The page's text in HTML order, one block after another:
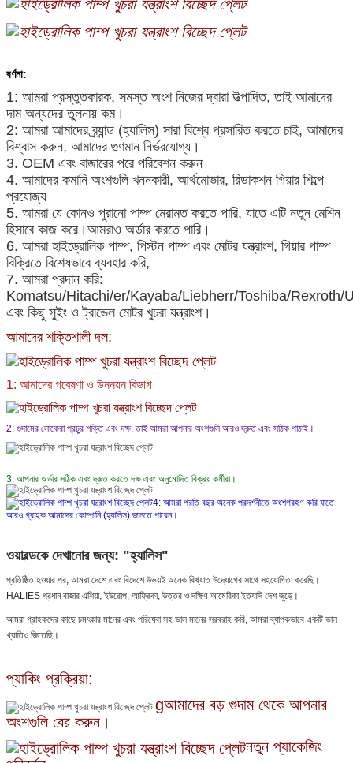
বর্ণনা:
1: আমরা প্রস্তুতকারক, সমস্ত অংশ নিজের দ্বারা উত্পাদিত, তাই আমাদের
দাম অন্যদের তুলনায় কম।
2: আমরা আমাদের ব্র্যান্ড (হ্যালিস) সারা বিশ্বে প্রসারিত করতে চাই, আমাদের
বিশ্বাস করুন, আমাদের গুণমান নির্ভরযোগ্য।
3. OEM এবং বাজারের পরে পরিবেশন করুন
4. আমাদের কমানি অংশগুলি খননকারী, আর্থমোভার, রিডাকশন গিয়ার শিল্পে
প্রযোজ্য
5. আমরা যে কোনও পুরানো পাম্প মেরামত করতে পারি, যাতে এটি নতুন মেশিন
হিসাবে কাজ করে।আমরাও অর্ডার করতে পারি।
6. আমরা হাইড্রোলিক পাম্প, পিস্টন পাম্প এবং মোটর যন্ত্রাংশ, গিয়ার পাম্প
বিক্রিতে বিশেষভাবে ব্যবহার করি,
7. আমরা প্রদান করি:
Komatsu/Hitachi/er/Kayaba/Liebherr/Toshiba/
এবং কিছু সুইং ও ট্রাভেল মোটর খুচরা যন্ত্রাংশ।
আমাদের শক্তিশালী দল:
1: আমাদের গবেষণা ও উন্নয়ন বিভাগ
2: গুদামের লোকেরা প্রচুর শক্তি এবং দক্ষ, তাই আমরা আপনার অংশগুলি আরও দ্রুত এবং সঠিক পাঠাই।
3: আপনার অর্ডার সঠিক এবং দ্রুত করতে দক্ষ এবং অনুমোদিত বিক্রয় কর্মীরা।
4: আমরা প্রতি বছর অনেক প্রদর্শনীতে অংশগ্রহণ করি যাতে
আরও গ্রাহক আমাদের কোম্পানি (হ্যালিস) জানতে পারেন।
ওয়ারল্ডকে দেখানোর জন্য: "হ্যালিস"
প্রতিষ্ঠিত হওয়ার পর, আমরা দেশে এবং বিদেশে উভয়ই অনেক বিখ্যাত উদ্যোগের সাথে সহযোগিতা করেছি।
HALIES প্রধান বাজার এশিয়া, ইউরোপ, আফ্রিকা, উত্তর ও দক্ষিণ আমেরিকা ইত্যাদি দেশ জুড়ে।
আমরা গ্রাহকদের কাছে চমৎকার মানের এবং পরিষেবা সহ ভাল মানের সরবরাহ করি, আমরা ব্যাপকভাবে একটি ভাল
খ্যাতিও জিতেছি।
প্যাকিং প্রক্রিয়া:
gআমাদের বড় গুদাম থেকে আপনার
অংশগুলি বের করুন।
নতুন প্যাকেজিং